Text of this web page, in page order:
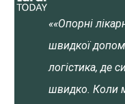
««Опорні
швидкої
логістика, де
швидко. Коли